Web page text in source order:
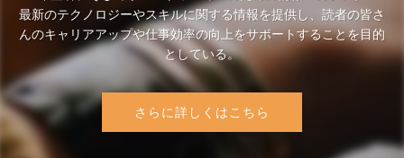
最新のテクノロジーやスキルに関する情報を提供し、読者の皆さ
んのキャリアアップや仕事効率の向上をサポートすることを目的
としている。
さらに詳しくはこちら